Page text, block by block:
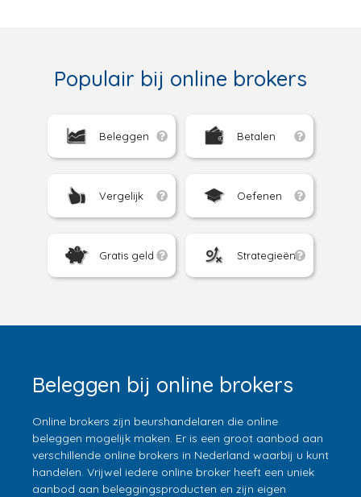
Populair bij online brokers
Beleggen Betalen
Vergelijk Oefenen
Gratis geld Strategieën
Beleggen bij online brokers
Online brokers zijn beurshandelaren die online
beleggen mogelijk maken. Er is een groot aanbod aan
verschillende online brokers in Nederland waarbij u kunt
handelen. Vrijwel iedere online broker heeft een uniek
aanbod aan beleggingsproducten en zijn eigen